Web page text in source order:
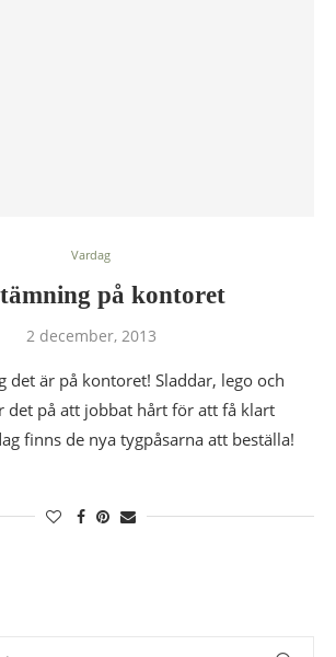
Vardag
på kontoret
2 december, 2013
det är på kontoret! Sladdar, lego och
det på att jobbat hårt för att få klart
finns de nya tygpåsarna att beställa!